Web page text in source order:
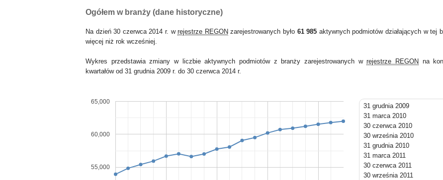
Ogółem w branży (dane historyczne)
Na dzień 30 czerwca 2014 r. wrejestrze REGON zarejestrowanych było 61 985 aktywnych podmiotów działających w tej
więcej niż rok wcześniej.
Wykres przedstawia zmiany w liczbie aktywnych podmiotów z branży zarejestrowanych wrejestrze REGON na
kwartałów od 31 grudnia 2009 r. do 30 czerwca 2014 r.
55,000
60,000
65,000
31 grudnia 2009
31 marca 2010
30 czerwca 2010
30 września 2010
31 grudnia 2010
31 marca 2011
30 czerwca 2011
30 września 2011